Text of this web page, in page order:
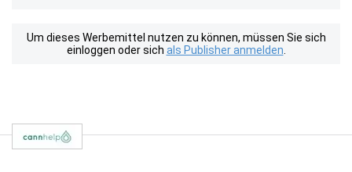
Um dieses Werbemittel nutzen zu können, müssen Sie sich
einloggen oder sich als Publisher anmelden